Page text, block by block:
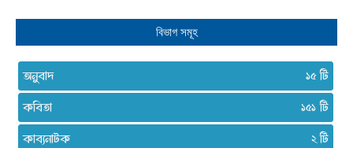
বিভাগ সমূহ
অনুবাদ
১৫
কবিতা
১৫১
কাব্যনাটক
২